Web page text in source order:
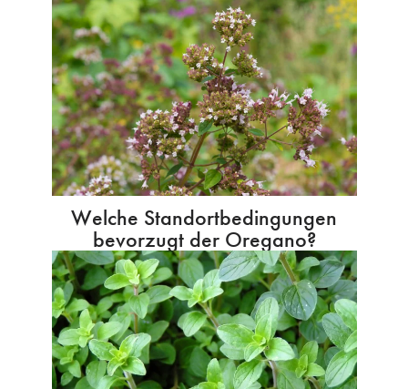
Welche Standortbedingungen
bevorzugt der Oregano?